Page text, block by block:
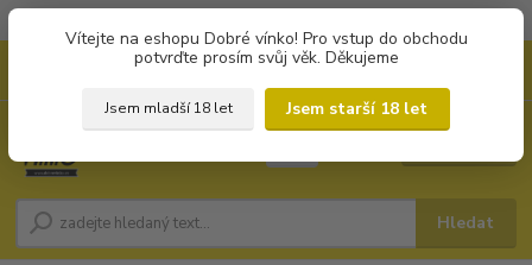
Vítejte na eshopu Dobré vínko! Pro vstup do obchodu
potvrďte prosím svůj věk. Děkujeme
Jsem mladší 18 let
Jsem starší 18 let
Hledat